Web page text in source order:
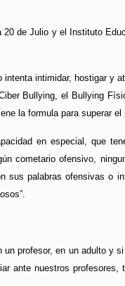
de Julio y el Instituto
intenta intimidar, hostigar
Bullying, el Bullying
la formula para superar el
en especial, que
cometario ofensivo,
sus palabras ofensivas o
profesor, en un adulto y
ante nuestros